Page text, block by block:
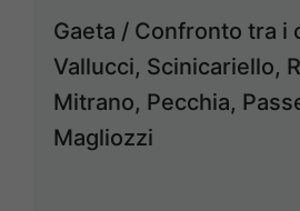
Gaeta / Confronto tra i
Vallucci, Scinicariello,
Mitrano, Pecchia,
Magliozzi